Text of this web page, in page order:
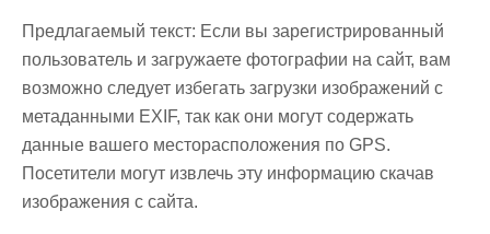
Предлагаемый текст: Если вы зарегистрированный
пользователь и загружаете фотографии на сайт, вам
возможно следует избегать загрузки изображений с
метаданными EXIF, так как они могут содержать
данные вашего месторасположения по GPS.
Посетители могут извлечь эту информацию скачав
изображения с сайта.